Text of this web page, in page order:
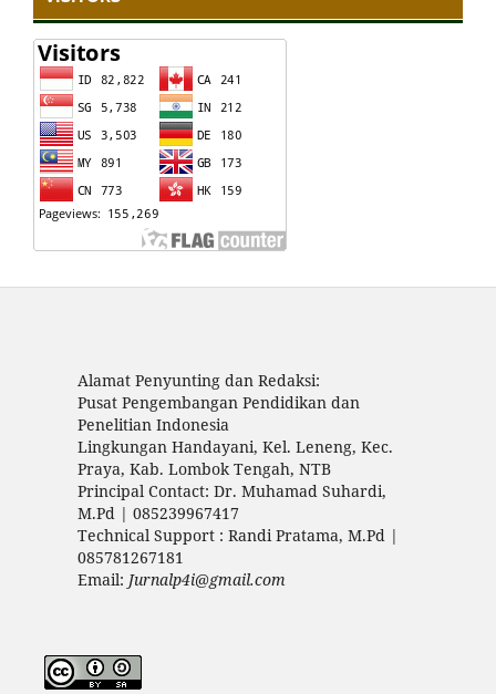
Alamat Penyunting dan Redaksi:
Pusat Pengembangan Pendidikan dan
Penelitian Indonesia
Lingkungan Handayani, Kel. Leneng, Kec.
Praya, Kab. Lombok Tengah, NTB
Principal Contact: Dr. Muhamad Suhardi,
M.Pd | 085239967417
Technical Support : Randi Pratama, M.Pd |
085781267181
Email: Jurnalp4i@gmail.com